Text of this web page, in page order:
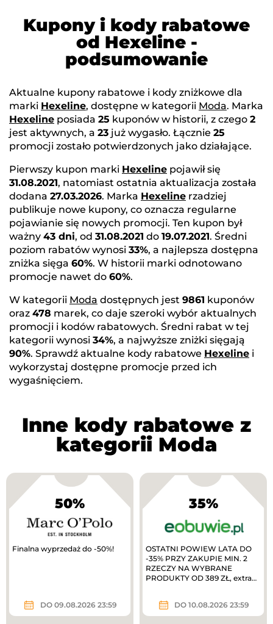
Kupony i kody rabatowe
od Hexeline -
podsumowanie
Aktualne kupony rabatowe i kody zniżkowe dla
marki Hexeline, dostępne w kategorii Moda. Marka
Hexeline posiada 25 kuponów w historii, z czego 2
jest aktywnych, a 23 już wygasło. Łącznie 25
promocji zostało potwierdzonych jako działające.
Pierwszy kupon marki Hexeline pojawił się
31.08.2021, natomiast ostatnia aktualizacja została
dodana 27.03.2026. Marka Hexeline rzadziej
publikuje nowe kupony, co oznacza regularne
pojawianie się nowych promocji. Ten kupon był
ważny 43 dni, od 31.08.2021 do 19.07.2021. Średni
poziom rabatów wynosi 33%, a najlepsza dostępna
zniżka sięga 60%. W historii marki odnotowano
promocje nawet do 60%.
W kategorii Moda dostępnych jest 9861 kuponów
oraz 478 marek, co daje szeroki wybór aktualnych
promocji i kodów rabatowych. Średni rabat w tej
kategorii wynosi 34%, a najwyższe zniżki sięgają
90%. Sprawdź aktualne kody rabatowe Hexeline i
wykorzystaj dostępne promocje przed ich
wygaśnięciem.
Inne kody rabatowe z
kategorii Moda
50%
Finalna wyprzedaż do -50%!
DO 09.08.2026 23:59
35%
OSTATNI POWIEW LATA DO
-35% PRZY ZAKUPIE MIN. 2
RZECZY NA WYBRANE
PRODUKTY OD 389 ZŁ, extra
DO 10.08.2026 23:59